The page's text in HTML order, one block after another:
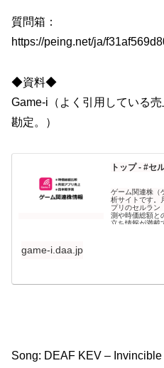
質問箱：
https://peing.net/ja/
◆資料◆
Game-i（よく引用している
勘定。）
トップ - #セ
ゲーム関連株（
析サイトです。
プリのセルラン
測や時価総額と
立ち情報が満載
game-i.daa.jp
Song: DEAF KEV –